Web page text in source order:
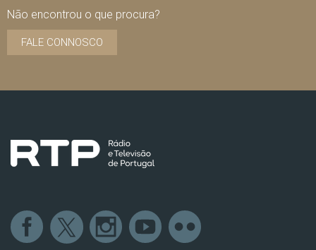
Não encontrou o que procura?
FALE CONNOSCO